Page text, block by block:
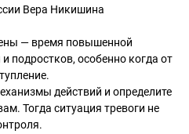
Вера Никишина
— время повышенной
подростков, особенно когда от
действий и определите
Тогда ситуация тревоги не